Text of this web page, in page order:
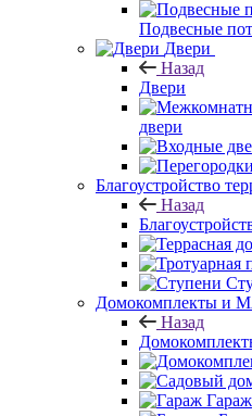
Подвесные
Двери
Назад
Двери
двери
Благоустройство
Назад
Домокомплекты и
Назад
Гараж